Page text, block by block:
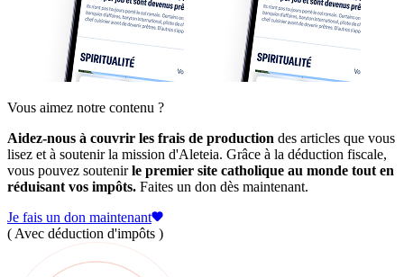
Vous aimez notre contenu ?
Aidez-nous à couvrir les frais de production des articles que vous
lisez et à soutenir la mission d'Aleteia. Grâce à la déduction fiscale,
vous pouvez soutenirle premier site catholique au monde tout en
réduisant vos impôts. Faites un don dès maintenant.
Je fais un don maintenant
( Avec déduction d'impôts )